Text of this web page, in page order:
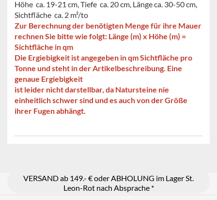
Höhe ca. 19-21 cm, Tiefe ca. 20 cm, Länge ca. 30-50 cm,
Sichtfläche ca. 2 m²/to
Zur Berechnung der benötigten Menge für ihre Mauer
rechnen Sie bitte wie folgt: Länge (m) x Höhe (m) =
Sichtfläche in qm
Die Ergiebigkeit ist angegeben in qm Sichtfläche pro
Tonne und steht in der Artikelbeschreibung. Eine
genaue Ergiebigkeit
ist leider nicht darstellbar, da Natursteine nie
einheitlich schwer sind und es auch von der Größe
ihrer Fugen abhängt.
VERSAND ab 149.- € oder ABHOLUNG im Lager St.
Leon-Rot nach Absprache *